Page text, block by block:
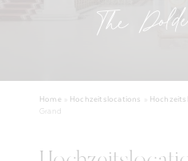
The
Home Hochzeitslocations
Grand